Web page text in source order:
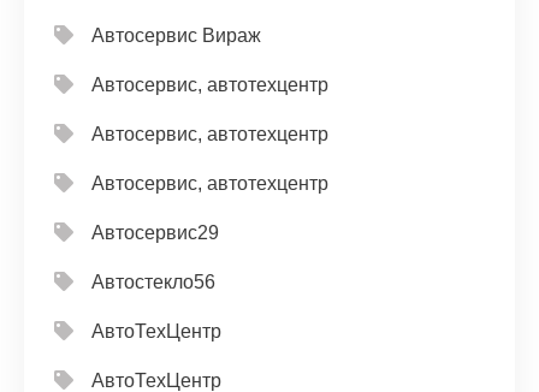
Автосервис Вираж
Автосервис, автотехцентр
Автосервис, автотехцентр
Автосервис, автотехцентр
Автосервис29
Автостекло56
АвтоТехЦентр
АвтоТехЦентр